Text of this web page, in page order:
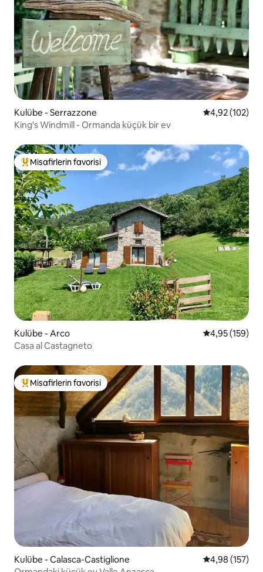
Kulübe - Serrazzone 5 üzerinden
4,92 (102)
King's Windmill - Ormanda küçük bir ev
Misafirlerin favorilerinden en beğenilenler arasında
Misafirlerin favorisi
Kulübe - Arco 5 üzerinden
4,95 (159)
Casa al Castagneto
Misafirlerin favorilerinden en beğenilenler arasında
Misafirlerin favorisi
Kulübe - Calasca-Castiglione 5 üzerinden
4,98 (157)